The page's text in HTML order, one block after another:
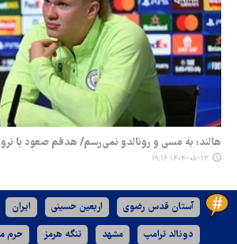
هالند: به مسی و رونالدو نمی‌رسم/ هدفم صعود با
۱۴۰۴-۰۸-۱۳ ۱۹:۱۶
آستان قدس رضوی اربعین حسینی ایران
دونالد ترامپ مشهد تنگه هرمز حرم